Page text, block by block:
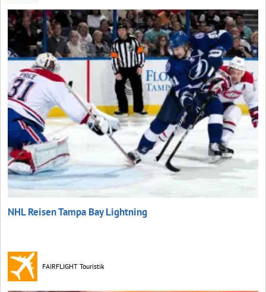
NHL Reisen Tampa Bay Lightning
FAIRFLIGHT Touristik